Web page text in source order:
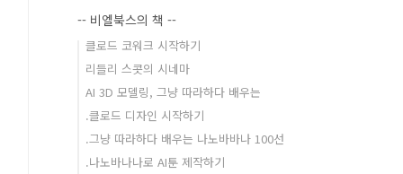
-- 비엘북스의 책 --
클로드 코워크 시작하기
리들리 스콧의 시네마
AI 3D 모델링, 그냥 따라하다 배우는
.클로드 디자인 시작하기
.그냥 따라하다 배우는 나노바바나 100선
.나노바나나로 AI툰 제작하기